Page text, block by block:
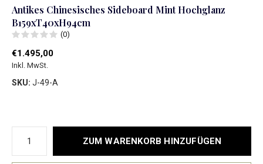
Antikes Chinesisches Sideboard Mint Hochglanz
B159xT40xH94cm
(0)
€1.495,00
Inkl. MwSt.
SKU: J-49-A
ZUM WARENKORB HINZUFÜGEN